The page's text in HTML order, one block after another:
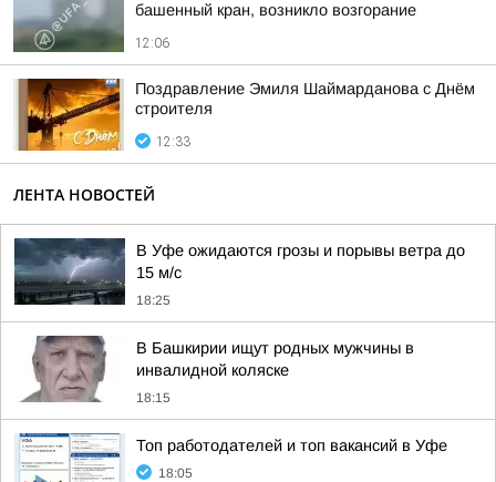
башенный кран, возникло возгорание
12:06
Поздравление Эмиля Шаймарданова с Днём
строителя
12:33
ЛЕНТА НОВОСТЕЙ
В Уфе ожидаются грозы и порывы ветра до
15 м/с
18:25
В Башкирии ищут родных мужчины в
инвалидной коляске
18:15
Топ работодателей и топ вакансий в Уфе
18:05